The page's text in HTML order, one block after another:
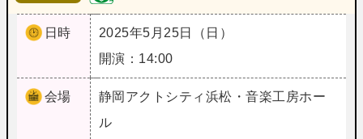
日時
2025年5月25日（日）
開演：14:00
会場 静岡 アクトシティ浜松・音楽工房ホー
ル